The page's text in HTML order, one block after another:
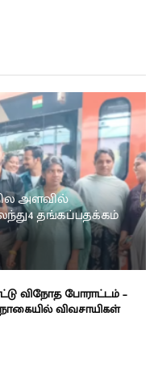
அளவில்
தங்கப்பதக்கம்
விநோத போராட்டம் –
விவசாயிகள்